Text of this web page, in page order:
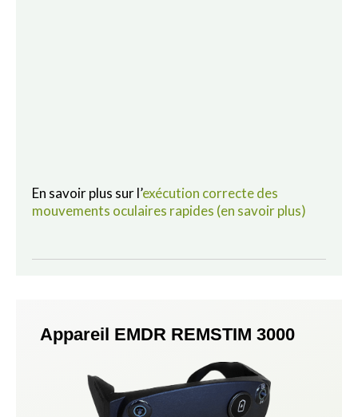
En savoir plus sur l’exécution correcte des
mouvements oculaires rapides (en savoir plus)
Appareil EMDR REMSTIM 3000